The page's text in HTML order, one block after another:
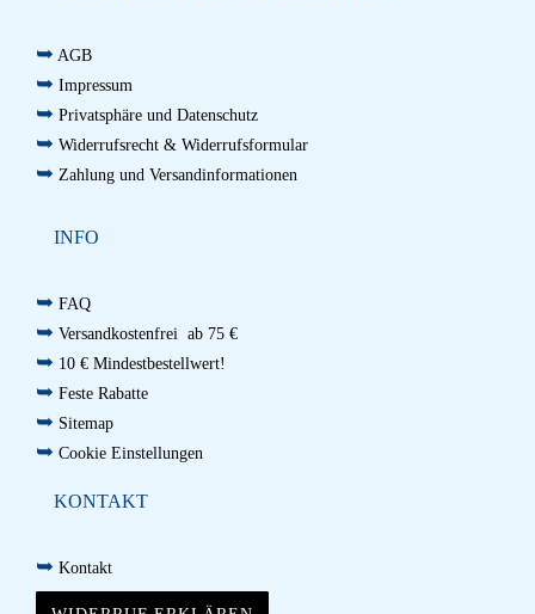
➥ AGB
➥ Impressum
➥ Privatsphäre und Datenschutz
➥ Widerrufsrecht & Widerrufsformular
➥ Zahlung und Versandinformationen
INFO
➥ FAQ
➥ Versandkostenfrei ab 75 €
➥ 10 € Mindestbestellwert!
➥ Feste Rabatte
➥ Sitemap
➥ Cookie Einstellungen
KONTAKT
➥ Kontakt